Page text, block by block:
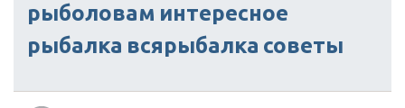
рыболовам интересное
рыбалка всярыбалка советы